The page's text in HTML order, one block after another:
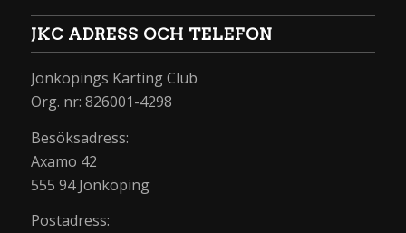
JKC ADRESS OCH TELEFON
Jönköpings Karting Club
Org. nr: 826001-4298
Besöksadress:
Axamo 42
555 94 Jönköping
Postadress: